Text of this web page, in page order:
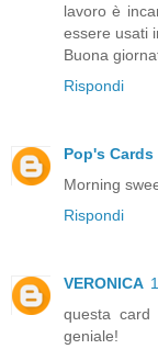
lavoro è
essere usati
Buona
Rispondi
Pop's Cards
Morning
Rispondi
VERONICA
questa card
geniale!